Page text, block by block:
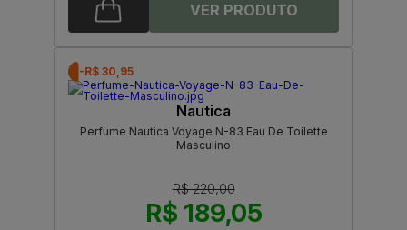
-R$ 30,95
Nautica
Perfume Nautica Voyage N-83 Eau De Toilette
Masculino
R$ 220,00
R$ 189,05